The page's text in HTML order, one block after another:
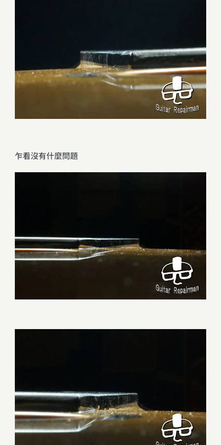
乍看沒有什麼問題